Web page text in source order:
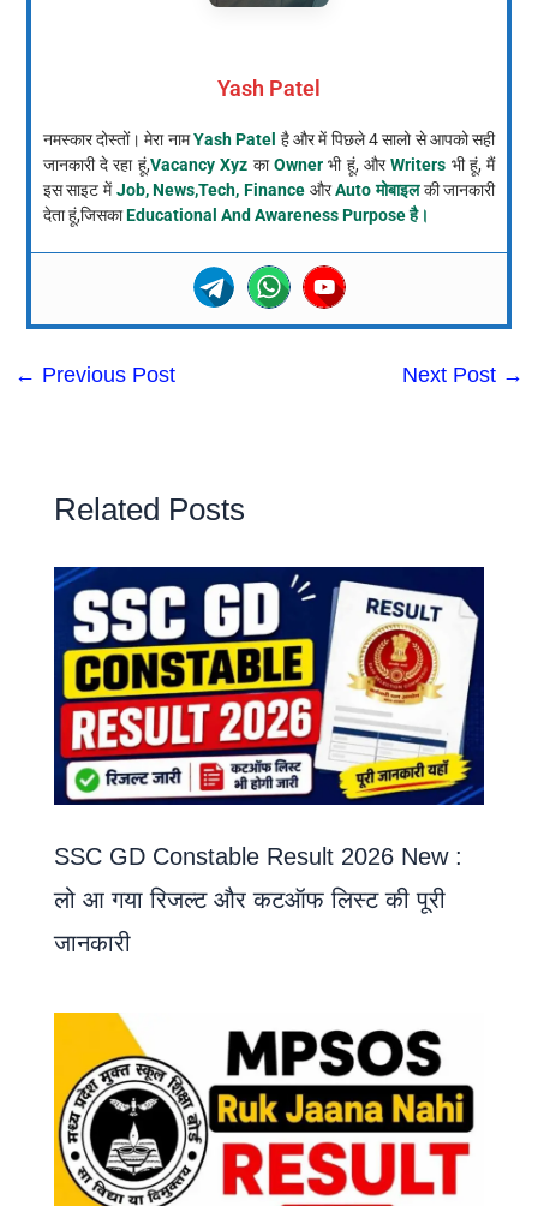
Yash Patel
नमस्कार दोस्तों। मेरा नामYash Patel है और में पिछले 4 सालो से आपको सही
जानकारी दे रहा हूं,Vacancy Xyz काOwnerभी हूं, औरWriters भी हूं, मैं
इस साइट मेंJob, News,Tech, Finance औरAuto मोबाइलकी जानकारी
देता हूं,जिसकाEducational And Awareness Purpose है।
← Previous Post Next Post →
Related Posts
SSC GD Constable Result 2026 New :
लो आ गया रिजल्ट और कटऑफ लिस्ट की पूरी
जानकारी